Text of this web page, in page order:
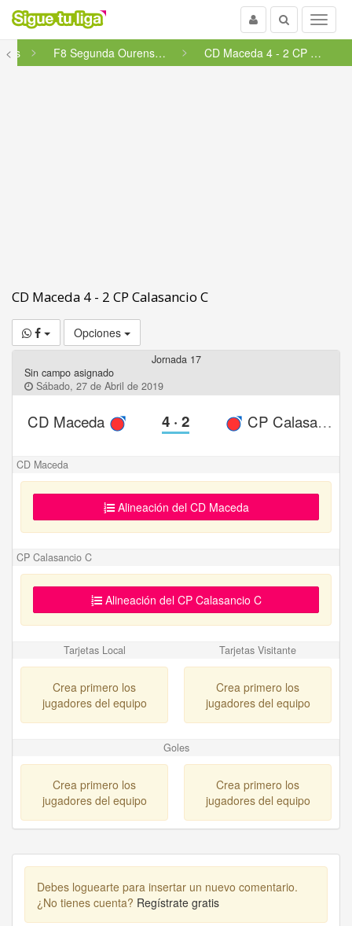
Menu
Buscar
Usuario
<
F8 Segunda Ourense - Grupo 44 ... CD Maceda 4 - 2 CP Calasancio C
CD Maceda 4 - 2 CP Calasancio C
Opciones
Jornada 17
Sin campo asignado
Sábado, 27 de Abril de 2019
CD Maceda 4 ·2 CP Calasancio C
CD Maceda
Alineación del CD Maceda
CP Calasancio C
Alineación del CP Calasancio C
Tarjetas Local Tarjetas Visitante
Crea primero los
jugadores del equipo
Crea primero los
jugadores del equipo
Goles
Crea primero los
jugadores del equipo
Crea primero los
jugadores del equipo
Debes loguearte para insertar un nuevo comentario.
¿No tienes cuenta? Regístrate gratis